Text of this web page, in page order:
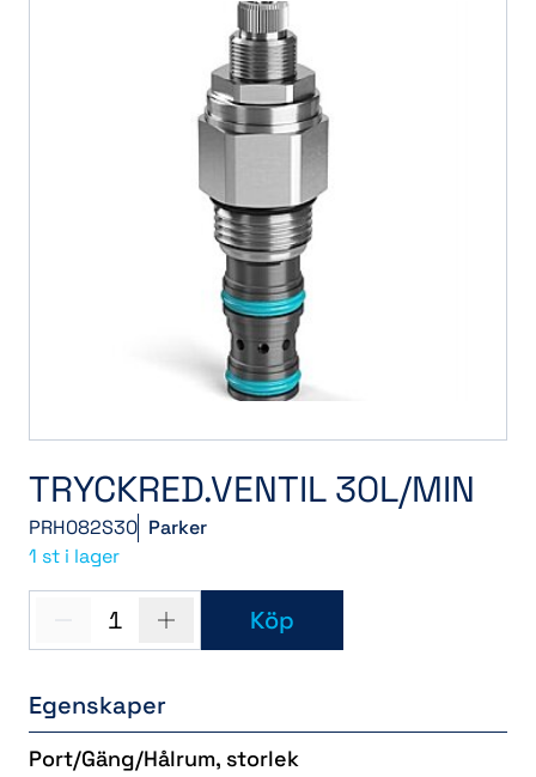
TRYCKRED.VENTIL 30L/MIN
PRH082S30 Parker
1 st i lager
1 Köp
Egenskaper
Port/Gäng/Hålrum, storlek